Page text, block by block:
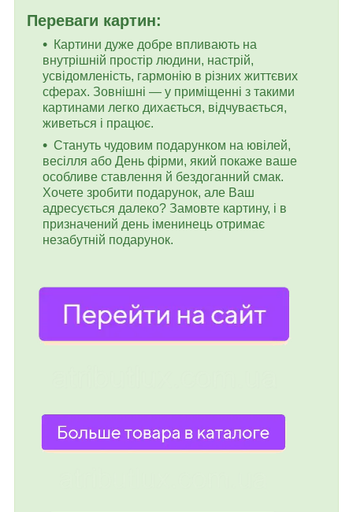
Переваги картин:
Картини дуже добре впливають на
внутрішній простір людини, настрій,
усвідомленість, гармонію в різних життєвих
сферах. Зовнішні — у приміщенні з такими
картинами легко дихається, відчувається,
живеться і працює.
Стануть чудовим подарунком на ювілей,
весілля або День фірми, який покаже ваше
особливе ставлення й бездоганний смак.
Хочете зробити подарунок, але Ваш
адресується далеко? Замовте картину, і в
призначений день іменинець отримає
незабутній подарунок.